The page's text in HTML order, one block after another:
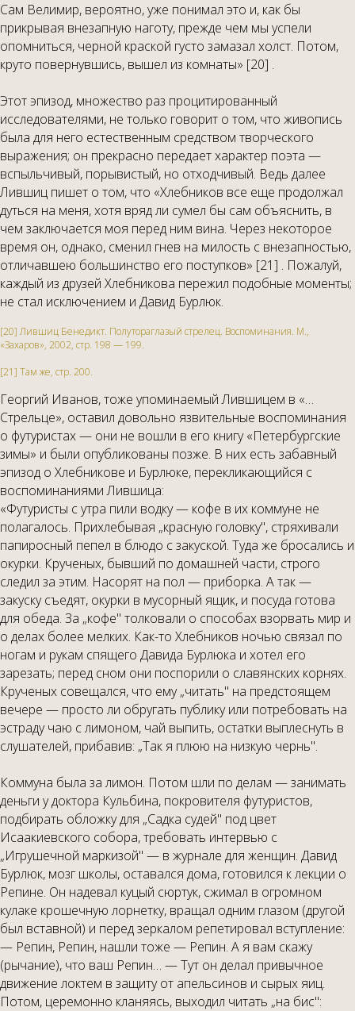
Сам Велимир, вероятно, уже понимал это и, как бы
прикрывая внезапную наготу, прежде чем мы успели
опомниться, черной краской густо замазал холст. Потом,
круто повернувшись, вышел из комнаты» [20] .
Этот эпизод, множество раз процитированный
исследователями, не только говорит о том, что живопись
была для него естественным средством творческого
выражения; он прекрасно передает характер поэта —
вспыльчивый, порывистый, но отходчивый. Ведь далее
Лившиц пишет о том, что «Хлебников все еще продолжал
дуться на меня, хотя вряд ли сумел бы сам объяснить, в
чем заключается моя перед ним вина. Через некоторое
время он, однако, сменил гнев на милость с внезапностью,
отличавшею большинство его поступков» [21] . Пожалуй,
каждый из друзей Хлебникова пережил подобные моменты;
не стал исключением и Давид Бурлюк.
[20] Лившиц Бенедикт. Полутораглазый стрелец. Воспоминания. М.,
«Захаров», 2002, стр. 198 — 199.
[21] Там же, стр. 200.
Георгий Иванов, тоже упоминаемый Лившицем в «…
Стрельце», оставил довольно язвительные воспоминания
о футуристах — они не вошли в его книгу «Петербургские
зимы» и были опубликованы позже. В них есть забавный
эпизод о Хлебникове и Бурлюке, перекликающийся с
воспоминаниями Лившица:
«Футуристы с утра пили водку — кофе в их коммуне не
полагалось. Прихлебывая „красную головку", стряхивали
папиросный пепел в блюдо с закуской. Туда же бросались и
окурки. Крученых, бывший по домашней части, строго
следил за этим. Насорят на пол — приборка. А так —
закуску съедят, окурки в мусорный ящик, и посуда готова
для обеда. За „кофе" толковали о способах взорвать мир и
о делах более мелких. Как-то Хлебников ночью связал по
ногам и рукам спящего Давида Бурлюка и хотел его
зарезать; перед сном они поспорили о славянских корнях.
Крученых совещался, что ему „читать" на предстоящем
вечере — просто ли обругать публику или потребовать на
эстраду чаю с лимоном, чай выпить, остатки выплеснуть в
слушателей, прибавив: „Так я плюю на низкую чернь".
Коммуна была за лимон. Потом шли по делам — занимать
деньги у доктора Кульбина, покровителя футуристов,
подбирать обложку для „Садка судей" под цвет
Исаакиевского собора, требовать интервью с
„Игрушечной маркизой" — в журнале для женщин. Давид
Бурлюк, мозг школы, оставался дома, готовился к лекции о
Репине. Он надевал куцый сюртук, сжимал в огромном
кулаке крошечную лорнетку, вращал одним глазом (другой
был вставной) и перед зеркалом репетировал вступление:
— Репин, Репин, нашли тоже — Репин. А я вам скажу
(рычание), что ваш Репин… — Тут он делал привычное
движение локтем в защиту от апельсинов и сырых яиц.
Потом, церемонно кланяясь, выходил читать „на бис":